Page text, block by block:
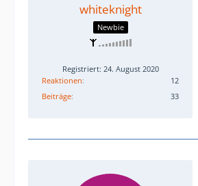
whiteknight
Newbie
Registriert: 24. August 2020
Reaktionen
12
Beiträge
33